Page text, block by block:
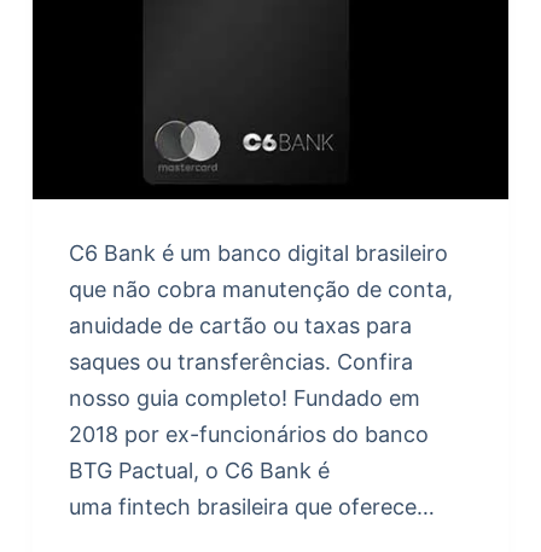
C6 Bank é um banco digital brasileiro
que não cobra manutenção de conta,
anuidade de cartão ou taxas para
saques ou transferências. Confira
nosso guia completo! Fundado em
2018 por ex-funcionários do banco
BTG Pactual, o C6 Bank é
uma fintech brasileira que oferece…